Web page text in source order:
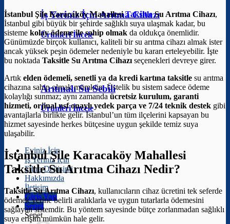
İş Yeriniz İçin Arıtma Cihazı
Ürünleri İncele
Arıtmalı Su Sebili
Ürünleri İncele
Eviniz İçin
İş Yeriniz İçin
Filtre Değişimi
Hakkımızda
İletişim
Giriş Yap
Sepet
Sepet
İstanbul Şile Karacaköy MahallesiTaksitleSu Arıtma Cihazı,
İstanbul gibi büyük bir şehirde sağlıklı suya ulaşmak kadar, bu
sisteme kolay ödeme ile sahip olmak da oldukça önemlidir.
Günümüzde birçok kullanıcı, kaliteli bir su arıtma cihazı almak ister
ancak yüksek peşin ödemeler nedeniyle bu kararı erteleyebilir. İşte
bu noktada Taksitle Su Arıtma Cihazıseçenekleri devreye girer.
Artık elden ödemeli, senetli ya da kredi kartına taksitle su arıtma
cihazına sahip olmak mümkün. Üstelik bu sistem sadece ödeme
kolaylığı sunmaz; aynı zamanda ücretsiz kurulum, garanti
hizmeti, orjinal nsf onaylı yedek parça ve 7/24 teknik destek gibi
avantajlarla birlikte gelir. İstanbul’un tüm ilçelerini kapsayan bu
hizmet sayesinde herkes bütçesine uygun şekilde temiz suya
ulaşabilir.
İstanbul Şile Karacaköy Mahallesi
Taksitle Su Arıtma Cihazı Nedir?
Taksitle Su Arıtma Cihazı, kullanıcıların cihaz ücretini tek seferde
ödemek yerine belirli aralıklarla ve uygun tutarlarla ödemesini
sağlayan sistemdir. Bu yöntem sayesinde bütçe zorlanmadan sağlıklı
suya erişim mümkün hale gelir.